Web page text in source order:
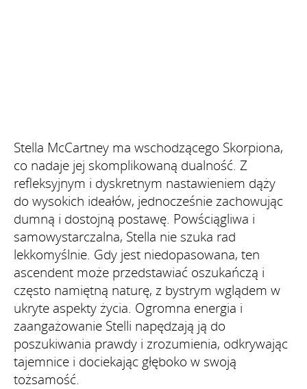
Stella McCartney ma wschodzącego Skorpiona,
co nadaje jej skomplikowaną dualność. Z
refleksyjnym i dyskretnym nastawieniem dąży
do wysokich ideałów, jednocześnie zachowując
dumną i dostojną postawę. Powściągliwa i
samowystarczalna, Stella nie szuka rad
lekkomyślnie. Gdy jest niedopasowana, ten
ascendent może przedstawiać oszukańczą i
często namiętną naturę, z bystrym wglądem w
ukryte aspekty życia. Ogromna energia i
zaangażowanie Stelli napędzają ją do
poszukiwania prawdy i zrozumienia, odkrywając
tajemnice i dociekając głęboko w swoją
tożsamość.